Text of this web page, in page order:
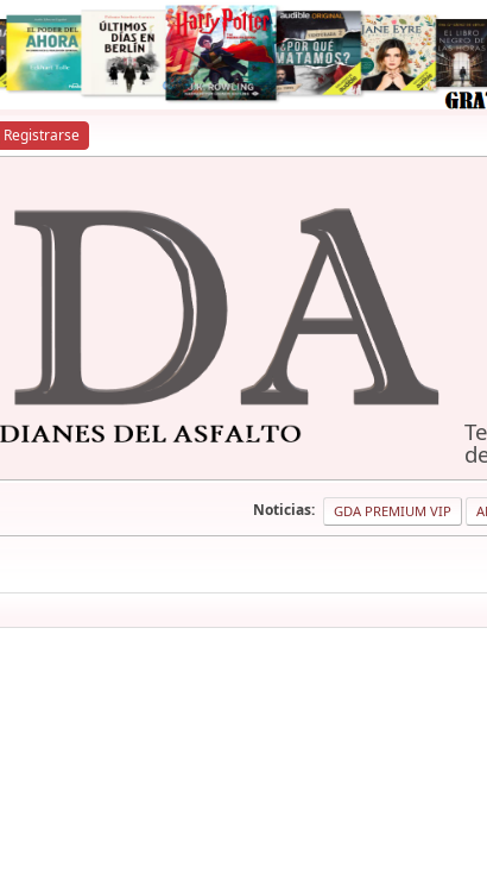
Registrarse
Noticias: GDA PREMIUM VIP